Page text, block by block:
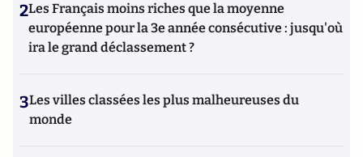
2Les Français moins riches que la moyenne
européenne pour la 3e année consécutive : jusqu'où
ira le grand déclassement ?
3Les villes classées les plus malheureuses du
monde